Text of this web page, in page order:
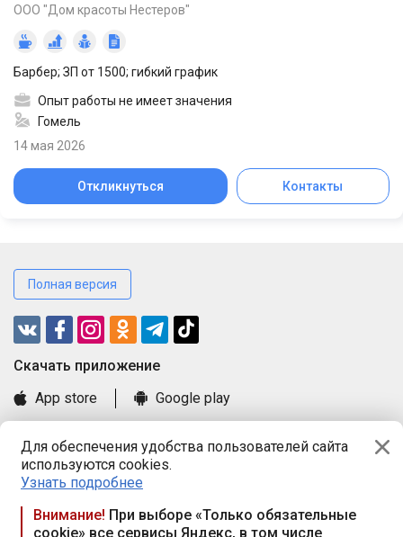
Для обеспечения удобства пользователей сайта
используются cookies.
Узнать подробнее
Внимание! При выборе «Только обязательные
cookie» все сервисы Яндекс, в том числе
ООО "Дом красоты Нестеров"
Барбер; ЗП от 1500; гибкий график
Опыт работы не имеет значения
Гомель
14 мая 2026
Откликнуться Контакты
Полная версия
Cкачать приложение
App store
Google play
Книга замечаний и предложений
Правила и документы
Praca.by © 2000—2026, ООО «ПРАЦА БАЙ»
Республика Беларусь, 220114, г. Минск, пр-т Независимости